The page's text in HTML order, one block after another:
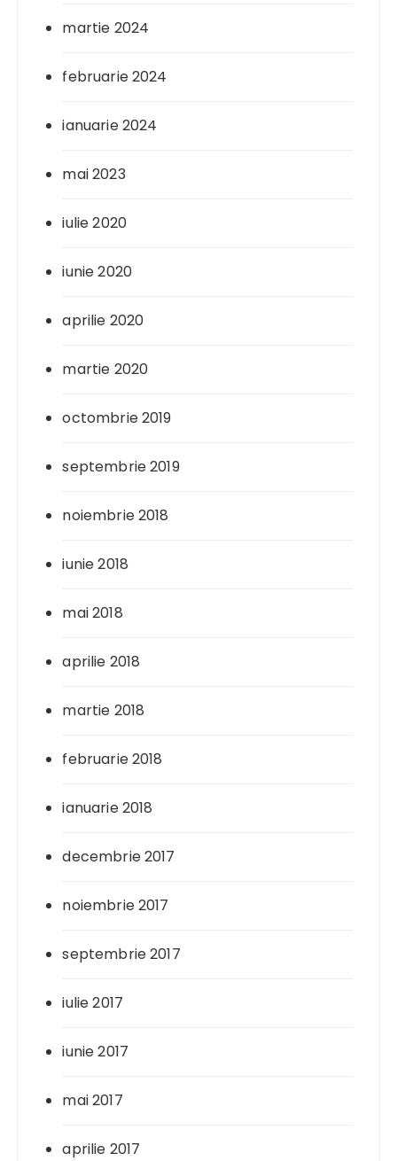
martie 2024
februarie 2024
ianuarie 2024
mai 2023
iulie 2020
iunie 2020
aprilie 2020
martie 2020
octombrie 2019
septembrie 2019
noiembrie 2018
iunie 2018
mai 2018
aprilie 2018
martie 2018
februarie 2018
ianuarie 2018
decembrie 2017
noiembrie 2017
septembrie 2017
iulie 2017
iunie 2017
mai 2017
aprilie 2017